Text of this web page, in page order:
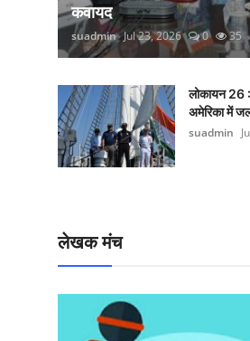
कवायद
suadmin Jul 23, 2026 0 35
लोकायन 26
अमेरिका में
suadmin
लेखक मंच